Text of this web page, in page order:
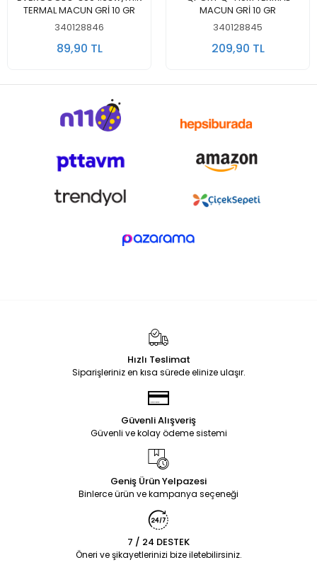
TERMAL MACUN GRİ 10 GR
340128846
89,90 TL
MACUN GRİ 10 GR
340128845
209,90 TL
Hızlı Teslimat
Siparişleriniz en kısa sürede elinize ulaşır.
Güvenli Alışveriş
Güvenli ve kolay ödeme sistemi
Geniş Ürün Yelpazesi
Binlerce ürün ve kampanya seçeneği
7 / 24 DESTEK
Öneri ve şikayetlerinizi bize iletebilirsiniz.